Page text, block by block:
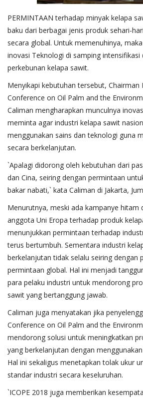
PERMINTAAN terhadap minyak kelapa
baku dari berbagai jenis produk sehari-
secara global. Untuk memenuhinya,
inovasi Teknologi di samping intensifikasi
perkebunan kelapa sawit.
Menyikapi kebutuhan tersebut, Chairman
Conference on Oil Palm and the
Caliman mengharapkan munculnya
meminta agar industri kelapa sawit
menggunakan sains dan teknologi guna
secara berkelanjutan.
`Apalagi didorong oleh kebutuhan dari
dan Cina, seiring dengan permintaan
bakar nabati,` kata Caliman di Jakarta,
Menurutnya, meski ada kampanye hitam
anggota Uni Eropa terhadap produk
menunjukkan permintaan terhadap
terus bertumbuh. Sementara industri
berkelanjutan tidak selalu seiring dengan
permintaan global. Hal ini menjadi
para pelaku industri untuk mendorong
sawit yang bertanggung jawab.
Caliman juga menyatakan jika
Conference on Oil Palm and the
mendorong solusi untuk meningkatkan
yang berkelanjutan dengan
Hal ini sekaligus menetapkan tolak ukur
standar industri secara keseluruhan.
`ICOPE 2018 juga memberikan